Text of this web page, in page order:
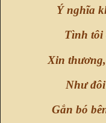
Ý nghĩa
Tình tôi
Xin
Như
Gắn bó